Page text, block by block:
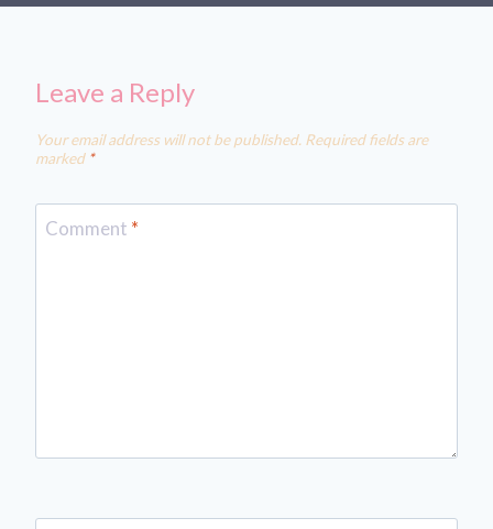
Leave a Reply
Your email address will not be published. Required fields are
marked *
Comment *